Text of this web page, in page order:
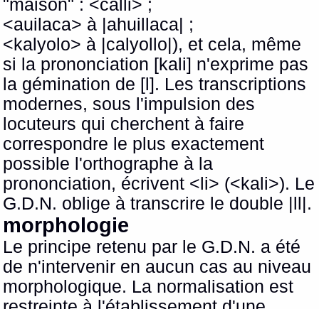
"maison" : <calli> ;
<auilaca> à |ahuillaca| ;
<kalyolo> à |calyollo|), et cela, même
si la prononciation [kali] n'exprime pas
la gémination de [l]. Les transcriptions
modernes, sous l'impulsion des
locuteurs qui cherchent à faire
correspondre le plus exactement
possible l'orthographe à la
prononciation, écrivent <li> (<kali>). Le
G.D.N. oblige à transcrire le double |ll|.
morphologie
Le principe retenu par le G.D.N. a été
de n'intervenir en aucun cas au niveau
morphologique. La normalisation est